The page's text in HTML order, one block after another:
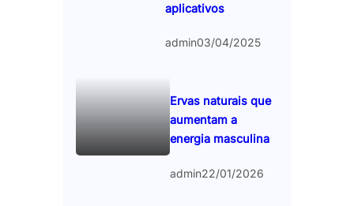
aplicativos
admin03/04/2025
Ervas naturais que
aumentam a
energia masculina
admin22/01/2026